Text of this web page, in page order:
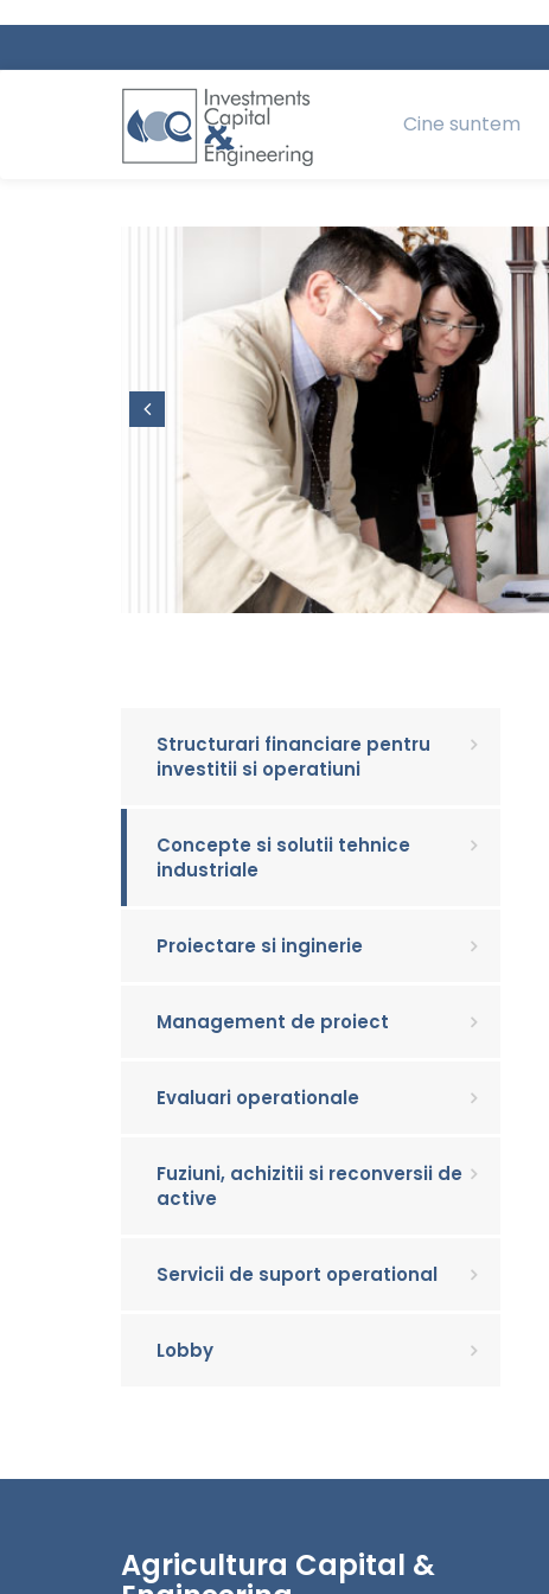
Cine suntem
Structurari financiare pentru
investitii si operatiuni
Concepte si solutii tehnice
industriale
Proiectare si inginerie
Management de proiect
Evaluari operationale
Fuziuni, achizitii si reconversii de
active
Servicii de suport operational
Lobby
Agricultura Capital &